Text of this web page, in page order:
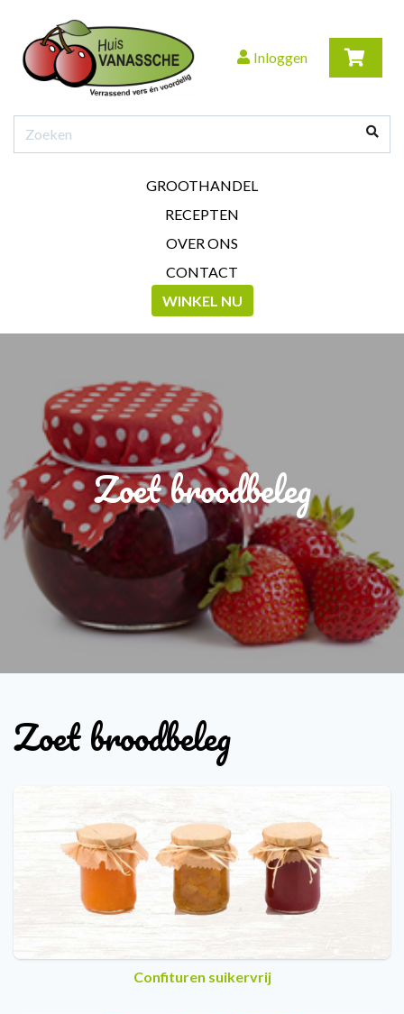
Inloggen
GROOTHANDEL
RECEPTEN
OVER ONS
CONTACT
WINKEL NU
Zoet broodbeleg
Zoet broodbeleg
Confituren suikervrij